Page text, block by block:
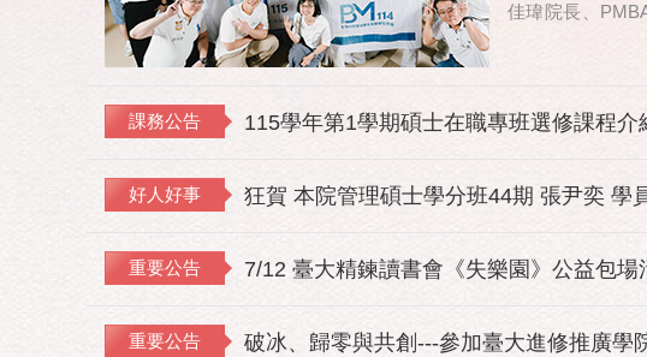
佳瑋院長、
課務公告 115學年第1學期碩士在職專班選修課程介
好人好事 狂賀 本院管理碩士學分班44期 張尹奕 學
重要公告 7/12 臺大精鍊讀書會《失樂園》公益包場
重要公告 破冰、歸零與共創---參加臺大進修推廣學